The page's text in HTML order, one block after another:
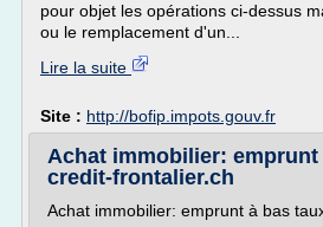
pour objet les opérations ci-dessus
ou le remplacement d'un...
Lire la suite
Site : http://bofip.impots.gouv.fr
Achat immobilier: emprunt
credit-frontalier.ch
Achat immobilier: emprunt à bas